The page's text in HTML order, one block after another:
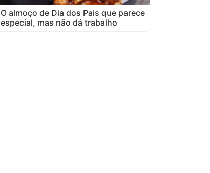
O almoço de Dia dos Pais que parece
especial, mas não dá trabalho